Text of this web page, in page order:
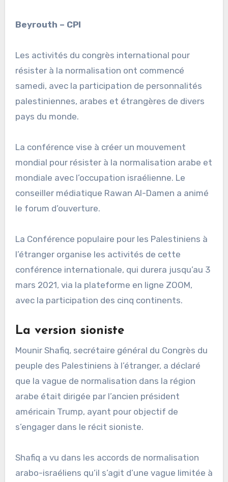
Beyrouth – CPI
Les activités du congrès international pour
résister à la normalisation ont commencé
samedi, avec la participation de personnalités
palestiniennes, arabes et étrangères de divers
pays du monde.
La conférence vise à créer un mouvement
mondial pour résister à la normalisation arabe et
mondiale avec l’occupation israélienne. Le
conseiller médiatique Rawan Al-Damen a animé
le forum d’ouverture.
La Conférence populaire pour les Palestiniens à
l’étranger organise les activités de cette
conférence internationale, qui durera jusqu’au 3
mars 2021, via la plateforme en ligne ZOOM,
avec la participation des cinq continents.
La version sioniste
Mounir Shafiq, secrétaire général du Congrès du
peuple des Palestiniens à l’étranger, a déclaré
que la vague de normalisation dans la région
arabe était dirigée par l’ancien président
américain Trump, ayant pour objectif de
s’engager dans le récit sioniste.
Shafiq a vu dans les accords de normalisation
arabo-israéliens qu’il s’agit d’une vague limitée à